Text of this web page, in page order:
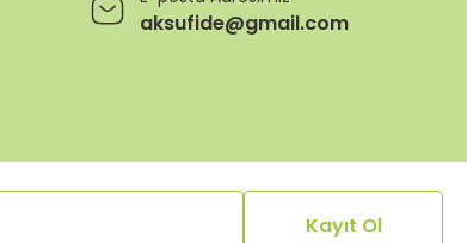
aksufide@gmail.com
Kayıt Ol